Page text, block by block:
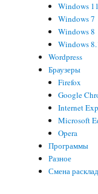
Windows 11
Windows 7
Windows 8
Windows
Wordpress
Браузеры
Firefox
Google
Internet
Microsoft
Opera
Программы
Разное
Смена